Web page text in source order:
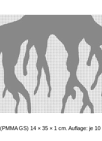
GS) 14 × 35 × 1 cm. Auflage: je 10